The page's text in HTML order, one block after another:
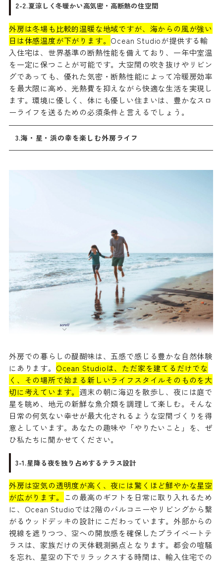
2-2.夏涼しく冬暖かい高気密・高断熱の住空間
外房は冬場も比較的温暖な地域ですが、海からの風が強い
日は体感温度が下がります。 Ocean Studioが提供する輸
入住宅は、世界基準の断熱性能を備えており、一年中室温
を一定に保つことが可能です。大空間の吹き抜けやリビン
グであっても、優れた気密・断熱性能によって冷暖房効率
を最大限に高め、光熱費を抑えながら快適な生活を実現し
ます。環境に優しく、体にも優しい住まいは、豊かなスロ
ーライフを送るための必須条件と言えるでしょう。
3.海・星・浜の幸を楽しむ外房ライフ
外房での暮らしの醍醐味は、五感で感じる豊かな自然体験
にあります。 Ocean Studioは、ただ家を建てるだけでな
く、その場所で始まる新しいライフスタイルそのものを大
切に考えています。 週末の朝に海辺を散歩し、夜には庭で
星を眺め、地元の新鮮な魚介類を調理して楽しむ。そんな
日常の何気ない幸せが最大化されるような空間づくりを得
意としています。あなたの趣味や「やりたいこと」を、ぜ
ひ私たちに聞かせてください。
3-1.星降る夜を独り占めするテラス設計
外房は空気の透明度が高く、夜には驚くほど鮮やかな星空
が広がります。
この最高のギフトを日常に取り入れるため
に、Ocean Studioでは2階のバルコニーやリビングから繋
がるウッドデッキの設計にこだわっています。外部からの
視線を遮りつつ、空への開放感を確保したプライベートテ
ラスは、家族だけの天体観測拠点となります。都会の喧騒
を忘れ、星空の下でリラックスする時間は、輸入住宅での